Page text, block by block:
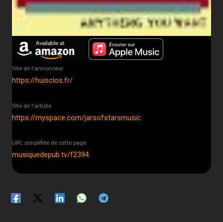
Site de l'annonceur
https://huisclos.fr/
Site de l'artiste
https://myspace.com/jarsofstarsmusic
URL simplifiée de cette page
musiquedepub.tv/f2394